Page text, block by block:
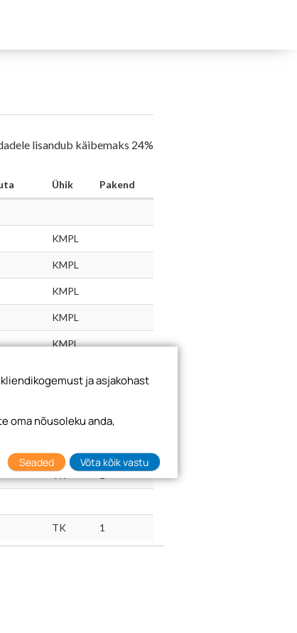
lisandub käibemaks 24%
Ühik Pakend
KMPL
KMPL
KMPL
KMPL
KMPL
TK 1
TK 1
TK 1
ja asjakohast
oma nõusoleku anda,
Seaded Võta kõik vastu